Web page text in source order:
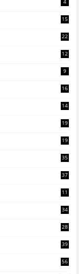
15
22
12
9
16
14
19
19
35
37
11
34
28
39
56